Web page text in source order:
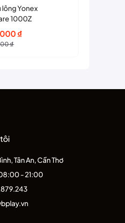
lông Yonex
1000Z
₫
₫
Tân An, Cần Thơ
- 21:00